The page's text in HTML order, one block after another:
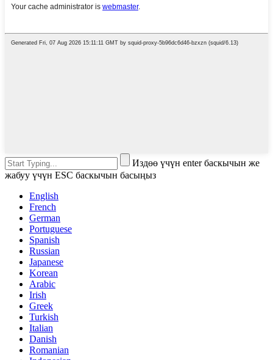
Издөө үчүн enter баскычын же
жабуу үчүн ESC баскычын басыңыз
English
French
German
Portuguese
Spanish
Russian
Japanese
Korean
Arabic
Irish
Greek
Turkish
Italian
Danish
Romanian